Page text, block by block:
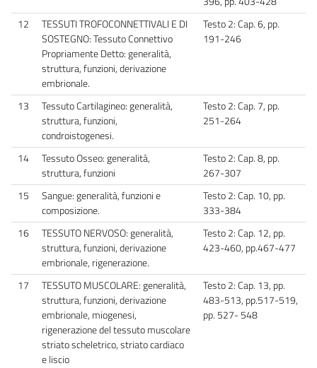
12
TESSUTI TROFOCONNETTIVALI E DI
SOSTEGNO: Tessuto Connettivo
Propriamente Detto: generalità,
struttura, funzioni, derivazione
embrionale.
Testo 2: Cap. 6, pp.
191-246
13
Tessuto Cartilagineo: generalità,
struttura, funzioni,
condroistogenesi.
Testo 2: Cap. 7, pp.
251-264
14
Tessuto Osseo: generalità,
struttura, funzioni
Testo 2: Cap. 8, pp.
267-307
15
Sangue: generalità, funzioni e
composizione.
Testo 2: Cap. 10, pp.
333-384
16
TESSUTO NERVOSO: generalità,
struttura, funzioni, derivazione
embrionale, rigenerazione.
Testo 2: Cap. 12, pp.
423-460, pp.467-477
17
TESSUTO MUSCOLARE: generalità,
struttura, funzioni, derivazione
embrionale, miogenesi,
rigenerazione del tessuto muscolare
striato scheletrico, striato cardiaco
e liscio
Testo 2: Cap. 13, pp.
483-513, pp.517-519,
pp. 527- 548